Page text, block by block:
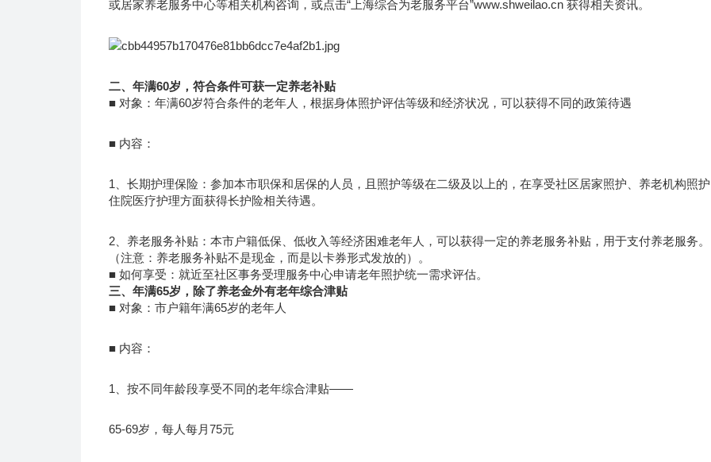
或居家养老服务中心等相关机构咨询，或点击“上海综合为老服务平台”www.shweilao.cn 获得相关资讯。
二、年满60岁，符合条件可获一定养老补贴
■ 对象：年满60岁符合条件的老年人，根据身体照护评估等级和经济状况，可以获得不同的政策待遇
■ 内容：
1、长期护理保险：参加本市职保和居保的人员，且照护等级在二级及以上的，在享受社区居家照护、养老机构照
住院医疗护理方面获得长护险相关待遇。
2、养老服务补贴：本市户籍低保、低收入等经济困难老年人，可以获得一定的养老服务补贴，用于支付养老服务。
（注意：养老服务补贴不是现金，而是以卡券形式发放的）。
■ 如何享受：就近至社区事务受理服务中心申请老年照护统一需求评估。
三、年满65岁，除了养老金外有老年综合津贴
■ 对象：市户籍年满65岁的老年人
■ 内容：
1、按不同年龄段享受不同的老年综合津贴——
65-69岁，每人每月75元